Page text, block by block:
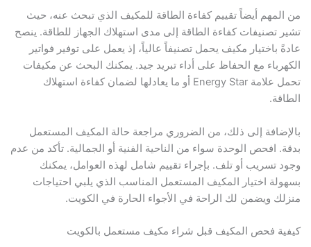
من المهم أيضاً تقييم كفاءة الطاقة للمكيف الذي تبحث عنه، حيث
تشير تصنيفات كفاءة الطاقة إلى مدى استهلاك الجهاز للطاقة. ينصح
عادةً باختيار مكيف يحمل تصنيفاً عالياً، إذ يعمل على توفير فواتير
الكهرباء مع الحفاظ على أداء تبريد جيد. يمكنك البحث عن مكيفات
تحمل علامة Energy Star أو ما يعادلها لضمان كفاءة استهلاك
الطاقة.
بالإضافة إلى ذلك، من الضروري مراجعة حالة المكيف المستعمل
بدقة. افحص الوحدة سواء من الناحية الفنية أو الجمالية. تأكد من عدم
وجود تسريب أو تلف. بإجراء تقييم شامل لهذه العوامل، يمكنك
بسهولة اختيار المكيف المستعمل المناسب الذي يلبي احتياجات
منزلك ويضمن لك الراحة في الأجواء الحارة في الكويت.
كيفية فحص المكيف قبل شراء مكيف مستعمل بالكويت